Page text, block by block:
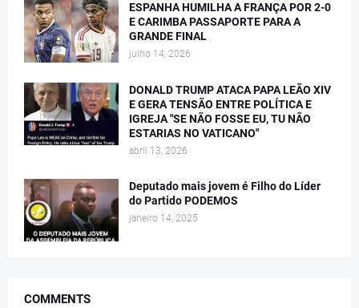
ESPANHA HUMILHA A FRANÇA POR 2-0
E CARIMBA PASSAPORTE PARA A
GRANDE FINAL
julho 14, 2026
DONALD TRUMP ATACA PAPA LEÃO XIV
E GERA TENSÃO ENTRE POLÍTICA E
IGREJA "SE NÃO FOSSE EU, TU NÃO
ESTARIAS NO VATICANO"
abril 13, 2026
Deputado mais jovem é Filho do Líder
do Partido PODEMOS
janeiro 14, 2025
COMMENTS